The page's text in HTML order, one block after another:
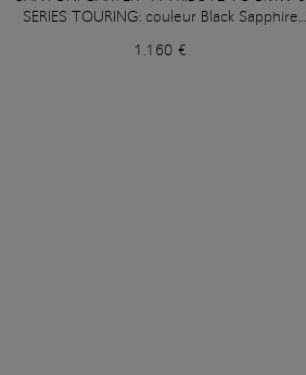
SERIES TOURING: couleur Black Sapphire
1.160 €